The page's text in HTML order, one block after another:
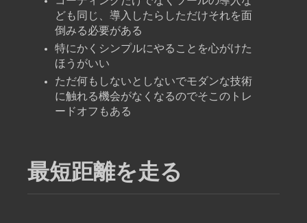
ども同じ、導入したらしただけそれを面
倒みる必要がある
特にかくシンプルにやることを心がけた
ほうがいい
ただ何もしないとしないでモダンな技術
に触れる機会がなくなるのでそこのトレ
ードオフもある
最短距離を走る